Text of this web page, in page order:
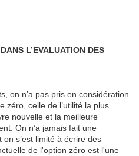
L’EVALUATION DES
on n’a pas pris en considération
zéro, celle de l’utilité la plus
nouvelle et la meilleure
On n’a jamais fait une
s’est limité à écrire des
de l'option zéro est l'une